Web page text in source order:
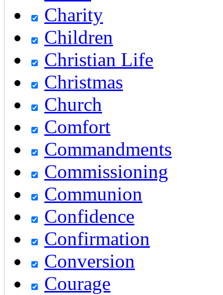
Charity
Children
Christian Life
Christmas
Church
Comfort
Commandments
Commissioning
Communion
Confidence
Confirmation
Conversion
Courage